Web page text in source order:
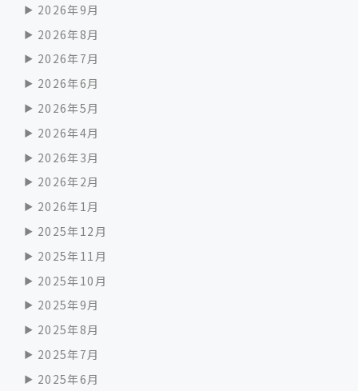
2026年9月
2026年8月
2026年7月
2026年6月
2026年5月
2026年4月
2026年3月
2026年2月
2026年1月
2025年12月
2025年11月
2025年10月
2025年9月
2025年8月
2025年7月
2025年6月